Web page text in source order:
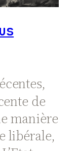
de
manière
libérale,